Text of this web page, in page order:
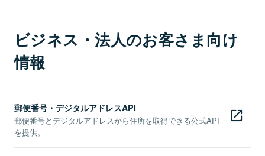
ビジネス・法人のお客さま向け
情報
郵便番号・デジタルアドレスAPI
郵便番号とデジタルアドレスから住所を取得できる公式API
を提供。